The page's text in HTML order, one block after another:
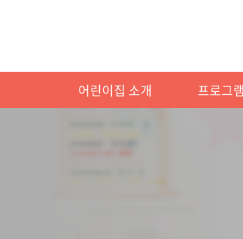
어린이집 소개 프로그